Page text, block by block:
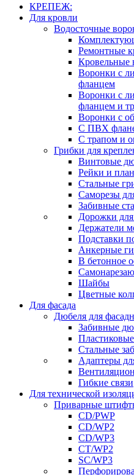
КРЕПЕЖ:
Для кровли
Водосточные
Ремонтные
Кровельные
Воронки с
фланцем
Воронки с
фланцем и
Воронки с
С ПВХ
С трапом и
Грибки для
Винтовые
Рейки и
Стальные
Саморезы
Забивные
Дорожки
Держатели
Подставки
Анкерные
В бетонное
Шайбы
Цветные
Для фасада
Дюбеля для
Забивные
Стальные
Адаптеры
Гибкие связи
Для технической
Приварные
CD/PWP
CD/WP2
CD/WP3
CT/WP2
SC/WP3